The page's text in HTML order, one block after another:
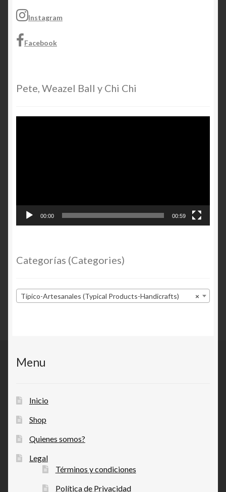
Instagram
Facebook
Pete, Weazel Ball y Chi Chi
00:00 00:59
Categorías (Categories)
×
Típico-Artesanales (Typical Products-Handicrafts)
Menu
Inicio
Shop
Quienes somos?
Legal
Términos y condiciones
Política de Privacidad